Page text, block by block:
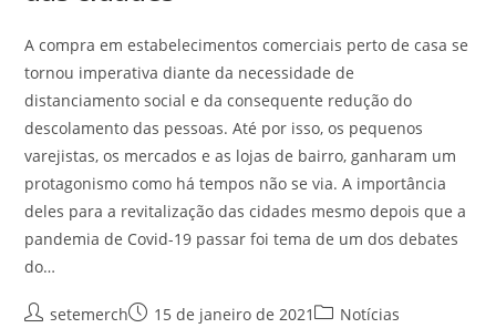
A compra em estabelecimentos comerciais perto de casa se
tornou imperativa diante da necessidade de
distanciamento social e da consequente redução do
descolamento das pessoas. Até por isso, os pequenos
varejistas, os mercados e as lojas de bairro, ganharam um
protagonismo como há tempos não se via. A importância
deles para a revitalização das cidades mesmo depois que a
pandemia de Covid-19 passar foi tema de um dos debates
do…
AutorsetemerchPost15 de janeiro de 2021Categoria
Notícias